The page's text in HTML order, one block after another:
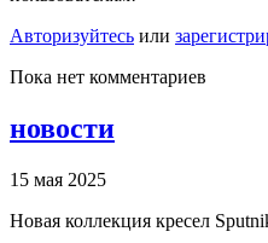
Авторизуйтесь или
Пока нет комментариев
новости
15 мая 2025
Новая коллекция кресел